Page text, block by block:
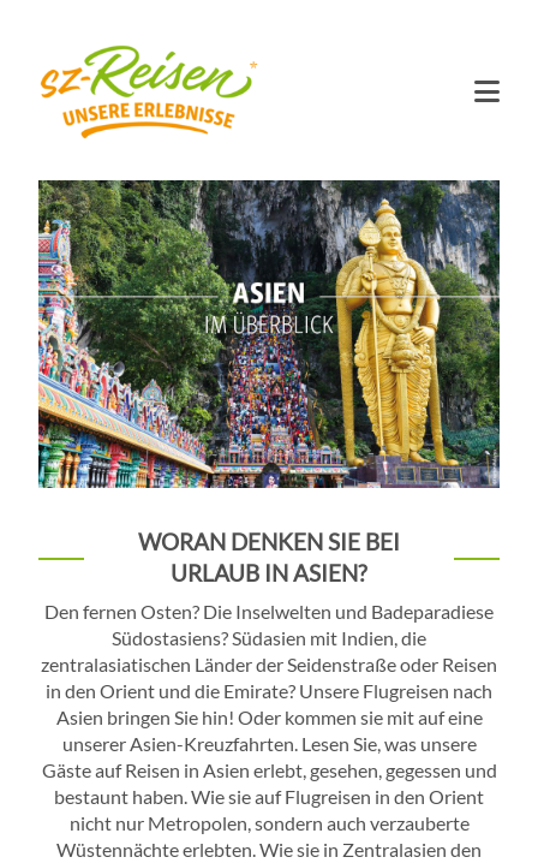
WORAN DENKEN SIE BEI
URLAUB IN ASIEN?
Den fernen Osten? Die Inselwelten und Badeparadiese
Südostasiens? Südasien mit Indien, die
zentralasiatischen Länder der Seidenstraße oder Reisen
in den Orient und die Emirate? Unsere Flugreisen nach
Asien bringen Sie hin! Oder kommen sie mit auf eine
unserer Asien-Kreuzfahrten. Lesen Sie, was unsere
Gäste auf Reisen in Asien erlebt, gesehen, gegessen und
bestaunt haben. Wie sie auf Flugreisen in den Orient
nicht nur Metropolen, sondern auch verzauberte
Wüstennächte erlebten. Wie sie in Zentralasien den